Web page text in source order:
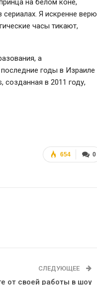
на белом коне,
Я искренне верю
часы тикают,
а
годы в Израиле
созданная в 2011 году,
0
654
СЛЕДУЮЩЕЕ
от своей работы в шоу